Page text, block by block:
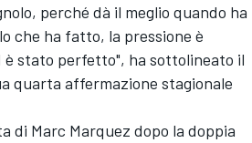
perché dà il meglio quando ha
che ha fatto, la pressione è
stato perfetto", ha sottolineato il
quarta affermazione stagionale
di Marc Marquez dopo la doppia